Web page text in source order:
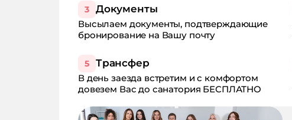
3 Документы
Высылаем документы, подтверждающие
бронирование на Вашу почту
5 Трансфер
В день заезда встретим и с комфортом
довезем Вас до санатория БЕСПЛАТНО